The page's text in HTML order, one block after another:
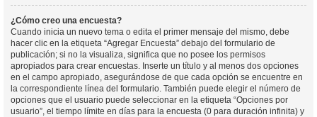
¿Cómo creo una encuesta?
Cuando inicia un nuevo tema o edita el primer mensaje del mismo, debe
hacer clic en la etiqueta “Agregar Encuesta” debajo del formulario de
publicación; si no la visualiza, significa que no posee los permisos
apropiados para crear encuestas. Inserte un título y al menos dos opciones
en el campo apropiado, asegurándose de que cada opción se encuentre en
la correspondiente línea del formulario. También puede elegir el número de
opciones que el usuario puede seleccionar en la etiqueta “Opciones por
usuario”, el tiempo límite en días para la encuesta (0 para duración infinita) y